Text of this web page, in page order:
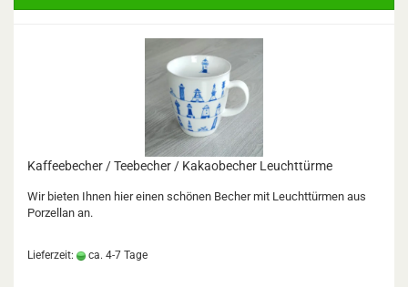
Kaffeebecher / Teebecher / Kakaobecher Leuchttürme
Wir bieten Ihnen hier einen schönen Becher mit Leuchttürmen aus
Porzellan an.
Lieferzeit: ca. 4-7 Tage